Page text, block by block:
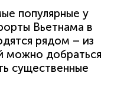
популярные у
Вьетнама в
рядом – из
можно добраться
существенные